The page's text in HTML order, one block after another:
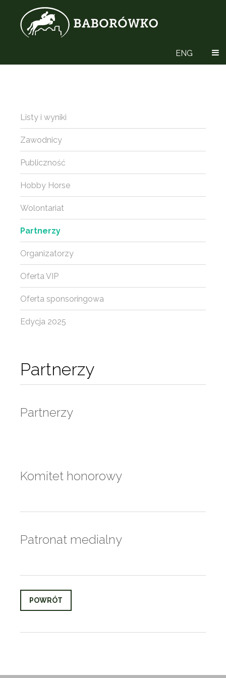
ENG
Partnerzy
Partnerzy
Komitet honorowy
Patronat medialny
POWRÓT
Listy i wyniki
Zawodnicy
Publiczność
Hobby Horse
Wolontariat
Partnerzy
Organizatorzy
Oferta VIP
Oferta sponsoringowa
Edycja 2025